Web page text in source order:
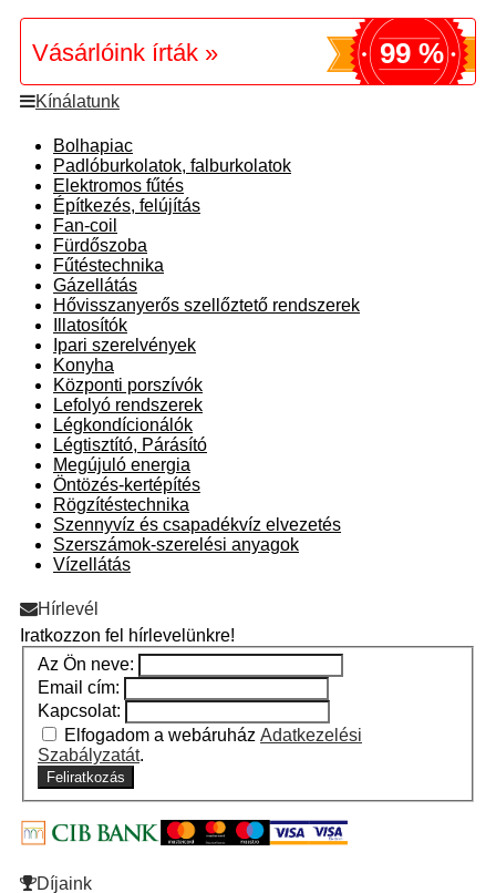
Vásárlóink írták » 99 %
Kínálatunk
Bolhapiac
Padlóburkolatok, falburkolatok
Elektromos fűtés
Építkezés, felújítás
Fan-coil
Fürdőszoba
Fűtéstechnika
Gázellátás
Hővisszanyerős szellőztető rendszerek
Illatosítók
Ipari szerelvények
Konyha
Központi porszívók
Lefolyó rendszerek
Légkondícionálók
Légtisztító, Párásító
Megújuló energia
Öntözés-kertépítés
Rögzítéstechnika
Szennyvíz és csapadékvíz elvezetés
Szerszámok-szerelési anyagok
Vízellátás
Hírlevél
Iratkozzon fel hírlevelünkre!
Az Ön neve:
Email cím:
Kapcsolat:
Elfogadom a webáruház Adatkezelési
Szabályzatát.
Feliratkozás
Díjaink